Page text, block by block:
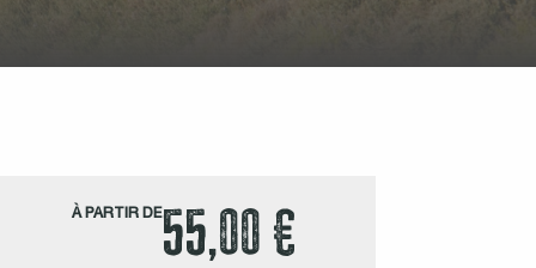
À PARTIR DE55,00 €